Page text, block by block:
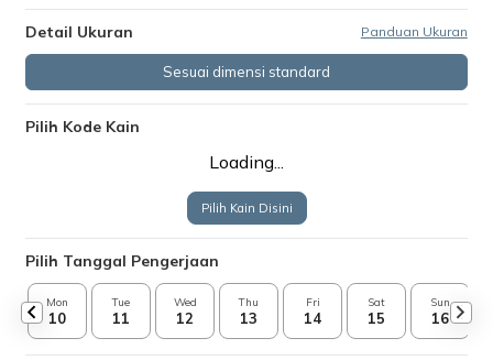
Detail Ukuran Panduan Ukuran
Sesuai dimensi standard
Pilih Kode Kain
Loading...
Pilih Kain Disini
Pilih Tanggal Pengerjaan
Mon
10
Tue
11
Wed
12
Thu
13
Fri
14
Sat
15
Sun
16